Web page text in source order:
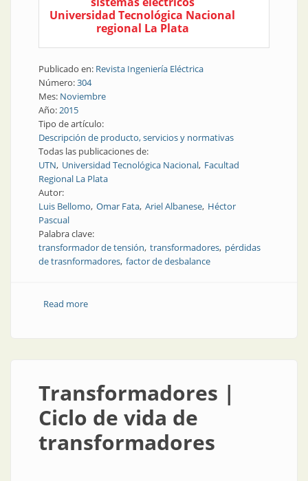
Universidad Tecnológica Nacional
regional La Plata
Publicado en: Revista Ingeniería Eléctrica
Número:304
Mes: Noviembre
Año:2015
Tipo de artículo:
Descripción de producto, servicios y normativas
Todas las publicaciones de:
UTN Universidad Tecnológica Nacional Facultad
Regional La Plata
Autor:
Luis Bellomo Omar Fata Ariel Albanese Héctor
Pascual
Palabra clave:
transformador de tensión transformadores pérdidas
de trasnformadores factor de desbalance
Read moreabout Transformadores | Caracterización de las
Transformadores |
Ciclo de vida de
transformadores